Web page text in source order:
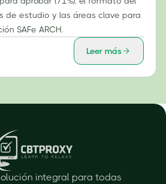
de estudio y las áreas clave para
SAFe ARCH.
Leer más
integral para todas